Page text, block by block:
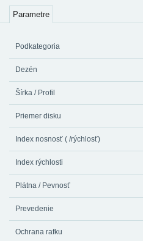
Parametre
Podkategoria
Dezén
Šírka / Profil
Priemer disku
Index nosnosť ( /rýchlosť)
Index rýchlosti
Plátna / Pevnosť
Prevedenie
Ochrana rafku